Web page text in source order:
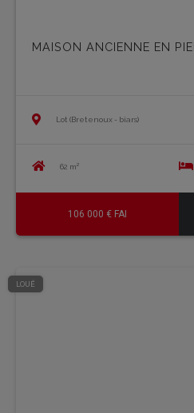
MAISON ANCIENNE EN
Lot (Bretenoux - biars)
62 m²
106 000 € FAI
LOUÉ